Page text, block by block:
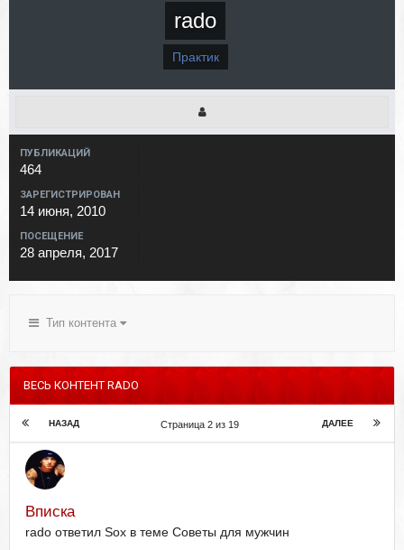
rado
Практик
ПУБЛИКАЦИЙ
464
ЗАРЕГИСТРИРОВАН
14 июня, 2010
ПОСЕЩЕНИЕ
28 апреля, 2017
Тип контента
ВЕСЬ КОНТЕНТ RADO
НАЗАД ДАЛЕЕ
Страница 2 из 19
Вписка
rado ответил Sox в теме Советы для мужчин